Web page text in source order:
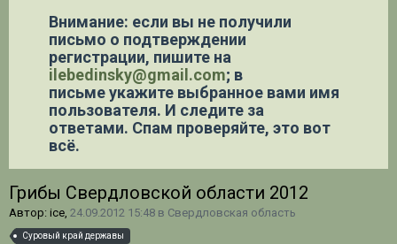
Внимание: если вы не получили
письмо о подтверждении
регистрации, пишите на
ilebedinsky@gmail.com; в
письме укажите выбранное вами имя
пользователя. И следите за
ответами. Спам проверяйте, это вот
всё.
Грибы Свердловской области 2012
Автор: ice, 24.09.2012 15:48 в Свердловская область
Суровый край державы